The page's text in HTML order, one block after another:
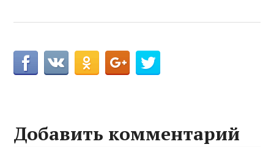
Добавить комментарий